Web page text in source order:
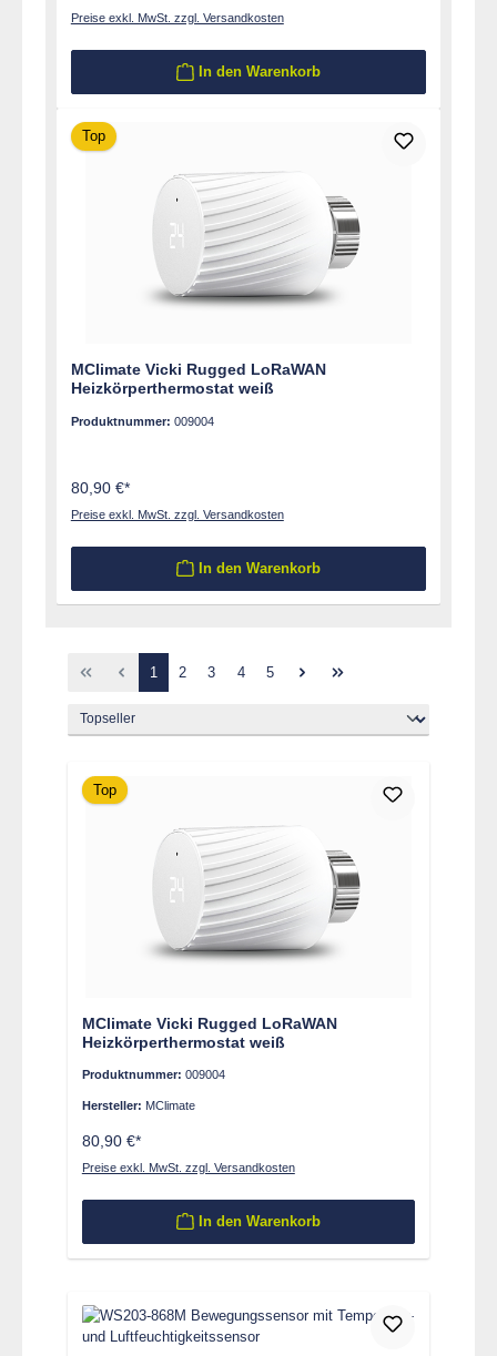
Preise exkl. MwSt. zzgl. Versandkosten
In den Warenkorb
Top
MClimate Vicki Rugged LoRaWAN
Heizkörperthermostat weiß
Produktnummer: 009004
80,90 €*
Preise exkl. MwSt. zzgl. Versandkosten
In den Warenkorb
Seite
1 Seite
2 Seite
3 Seite
4 Seite
5
Top
MClimate Vicki Rugged LoRaWAN
Heizkörperthermostat weiß
Produktnummer: 009004
Hersteller: MClimate
80,90 €*
Preise exkl. MwSt. zzgl. Versandkosten
In den Warenkorb